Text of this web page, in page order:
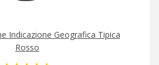
Indicazione Geografica Tipica
Rosso